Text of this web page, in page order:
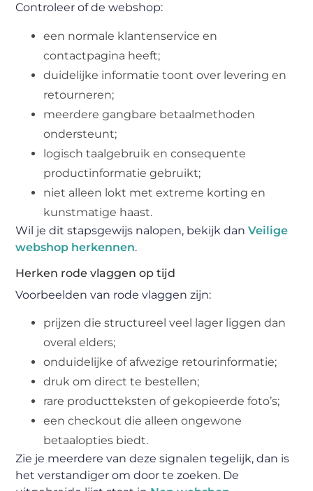
Controleer of de webshop:
een normale klantenservice en
contactpagina heeft;
duidelijke informatie toont over levering en
retourneren;
meerdere gangbare betaalmethoden
ondersteunt;
logisch taalgebruik en consequente
productinformatie gebruikt;
niet alleen lokt met extreme korting en
kunstmatige haast.
Wil je dit stapsgewijs nalopen, bekijk danVeilige
webshop herkennen.
Herken rode vlaggen op tijd
Voorbeelden van rode vlaggen zijn:
prijzen die structureel veel lager liggen dan
overal elders;
onduidelijke of afwezige retourinformatie;
druk om direct te bestellen;
rare productteksten of gekopieerde foto’s;
een checkout die alleen ongewone
betaalopties biedt.
Zie je meerdere van deze signalen tegelijk, dan is
het verstandiger om door te zoeken. De